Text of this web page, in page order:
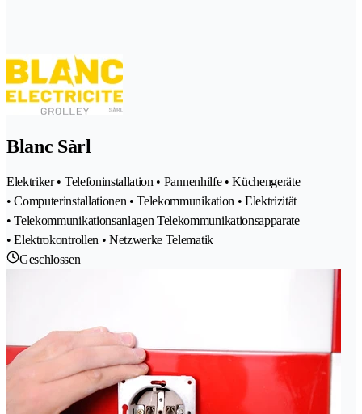
Blanc Sàrl
Elektriker • Telefoninstallation • Pannenhilfe • Küchengeräte
• Computerinstallationen • Telekommunikation • Elektrizität
• Telekommunikationsanlagen Telekommunikationsapparate
• Elektrokontrollen • Netzwerke Telematik
Geschlossen